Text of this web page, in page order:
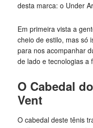
desta marca: o Under
Em primeira vista a
cheio de estilo, mas só
para nos acompanhar
de lado e tecnologias a
O Cabedal
Vent
O cabedal deste tênis